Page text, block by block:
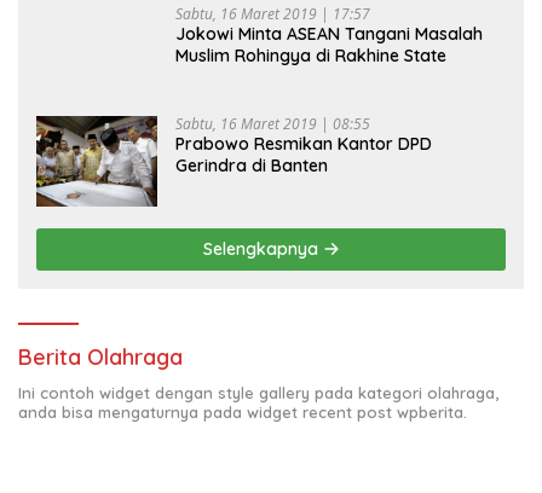
Sabtu, 16 Maret 2019 | 17:57
Jokowi Minta ASEAN Tangani Masalah
Muslim Rohingya di Rakhine State
Sabtu, 16 Maret 2019 | 08:55
Prabowo Resmikan Kantor DPD
Gerindra di Banten
Selengkapnya
Berita Olahraga
Ini contoh widget dengan style gallery pada kategori olahraga,
anda bisa mengaturnya pada widget recent post wpberita.